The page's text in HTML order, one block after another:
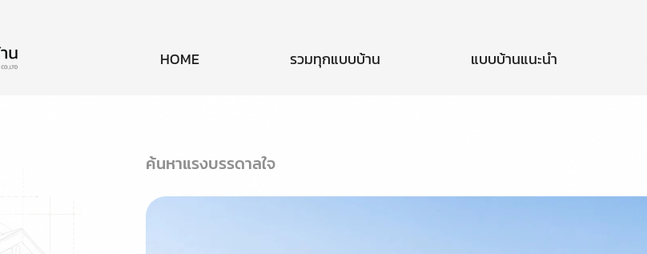
HOME รวมทุกแบบบ้าน แบบบ้านแนะนำ
ค้นหาแรงบรรดาลใจ